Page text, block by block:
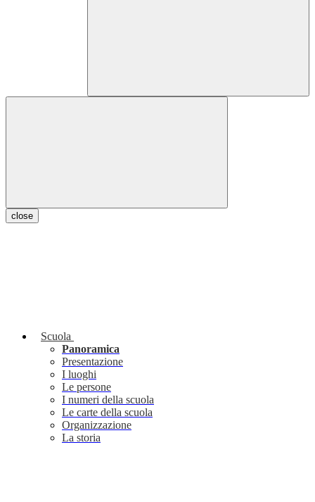
close
Scuola
Panoramica
Presentazione
I luoghi
Le persone
I numeri della scuola
Le carte della scuola
Organizzazione
La storia